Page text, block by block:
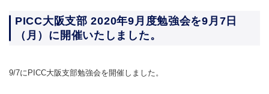
PICC大阪支部 2020年9月度勉強会を9月7日
（月）に開催いたしました。
9/7にPICC大阪支部勉強会を開催しました。